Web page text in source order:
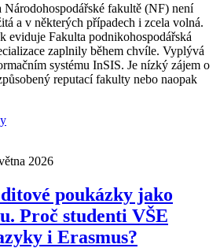
Národohospodářské fakultě (NF) není
a v některých případech i zcela volná.
eviduje Fakulta podnikohospodářská
zaplnily během chvíle. Vyplývá
systému InSIS. Je nízký zájem o
reputací fakulty nebo naopak
2026
poukázky jako
Proč studenti VŠE
i Erasmus?